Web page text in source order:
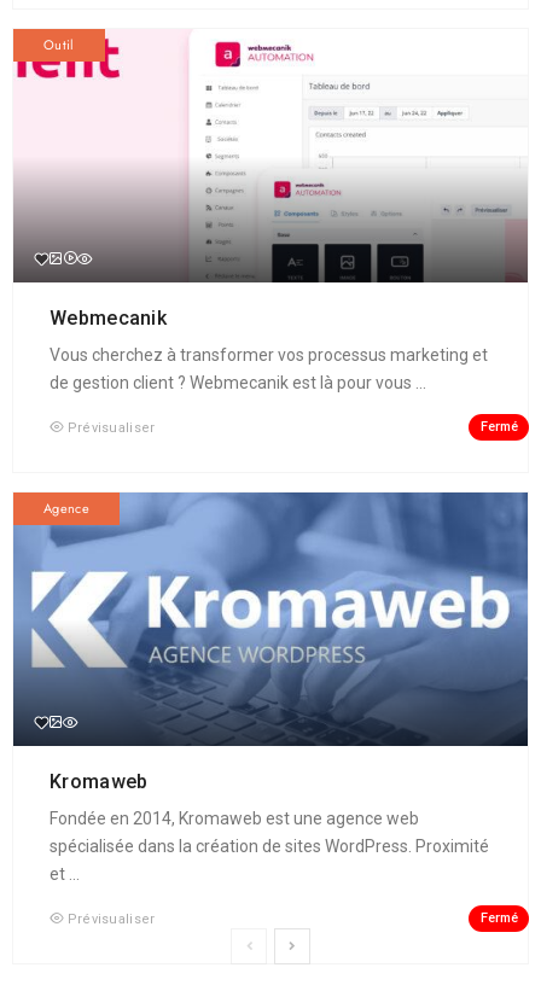
Outil
Webmecanik
Vous cherchez à transformer vos processus marketing et
de gestion client ? Webmecanik est là pour vous ...
Prévisualiser Fermé
Agence
Kromaweb
Fondée en 2014, Kromaweb est une agence web
spécialisée dans la création de sites WordPress. Proximité
et ...
Prévisualiser Fermé